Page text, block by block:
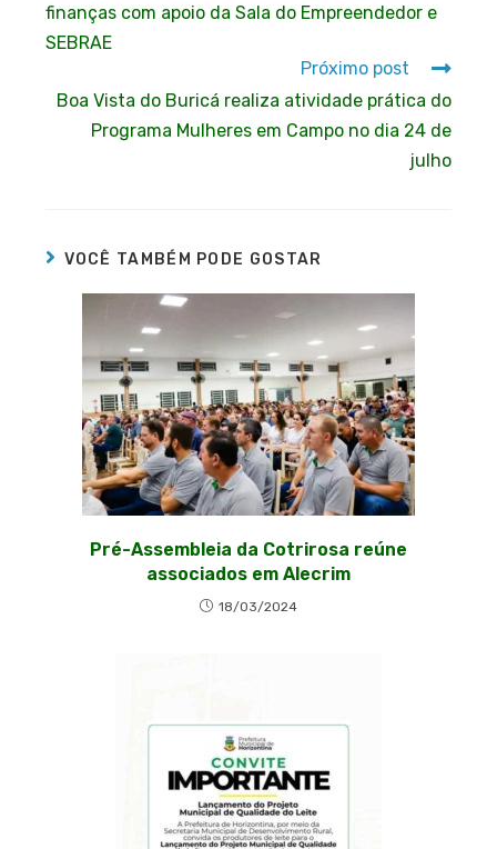
finanças com apoio da Sala do Empreendedor e
SEBRAE
Próximo post
Boa Vista do Buricá realiza atividade prática do
Programa Mulheres em Campo no dia 24 de
julho
VOCÊ TAMBÉM PODE GOSTAR
Pré-Assembleia da Cotrirosa reúne
associados em Alecrim
18/03/2024